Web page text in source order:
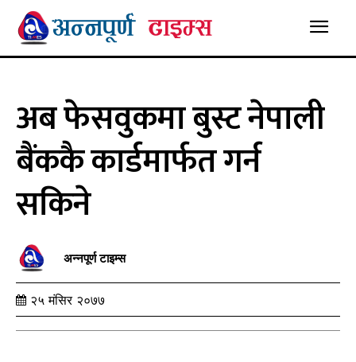
अब फेसवुकमा बुस्ट नेपाली
बैंककै कार्डमार्फत गर्न
सकिने
अन्नपूर्ण टाइम्स
२५ मंसिर २०७७